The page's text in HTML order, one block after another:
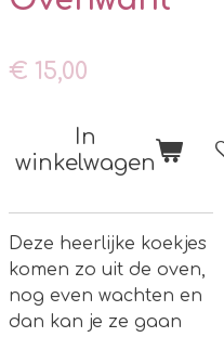
€ 15,00
In
winkelwagen
Deze heerlijke koekjes
komen zo uit de oven,
nog even wachten en
dan kan je ze gaan